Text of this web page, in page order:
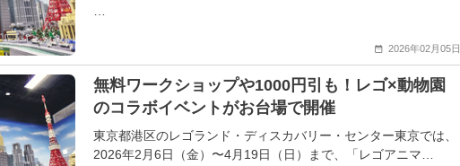
2026年02月05日
無料ワークショップや1000円引も！レゴ×動物園
のコラボイベントがお台場で開催
東京都港区のレゴランド・ディスカバリー・センター東京では、
2026年2月6日（金）〜4月19日（日）まで、「レゴアニマ…